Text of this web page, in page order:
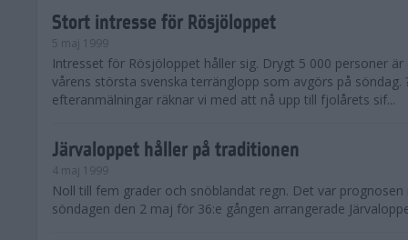
Stort intresse för Rösjöloppet
5 maj 1999
Intresset för Rösjöloppet håller sig. Drygt 5 000 personer är
vårens största svenska terränglopp som avgörs på söndag.
efteranmälningar räknar vi med att nå upp till fjolårets sif...
Järvaloppet håller på traditionen
4 maj 1999
Noll till fem grader och snöblandat regn. Det var prognosen
söndagen den 2 maj för 36:e gången arrangerade